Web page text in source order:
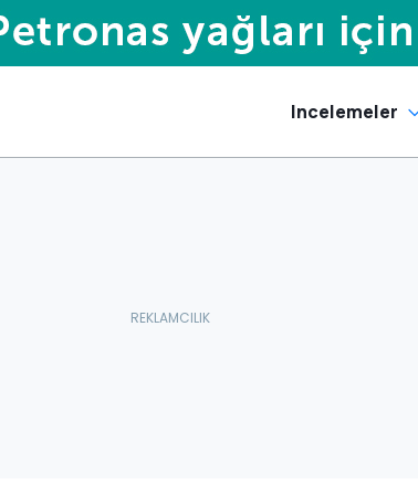
Incelemeler